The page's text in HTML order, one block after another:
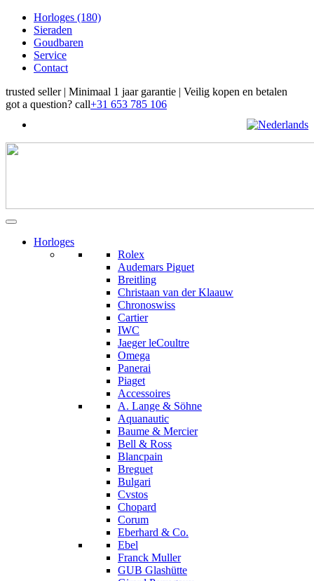
Horloges (180)
Sieraden
Goudbaren
Service
Contact
trusted seller | Minimaal 1 jaar garantie | Veilig kopen en betalen
got a question? call+31 653 785 106
Horloges
Rolex
Audemars Piguet
Breitling
Christaan van der Klaauw
Chronoswiss
Cartier
IWC
Jaeger leCoultre
Omega
Panerai
Piaget
Accessoires
A. Lange & Söhne
Aquanautic
Baume & Mercier
Bell & Ross
Blancpain
Breguet
Bulgari
Cvstos
Chopard
Corum
Eberhard & Co.
Ebel
Franck Muller
GUB Glashütte